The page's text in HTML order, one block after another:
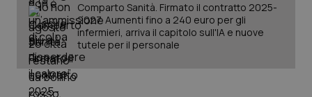
Comparto Sanità. Firmato il contratto 2025-
2027. Aumenti fino a 240 euro per gli
infermieri, arriva il capitolo sull'IA e nuove
tutele per il personale